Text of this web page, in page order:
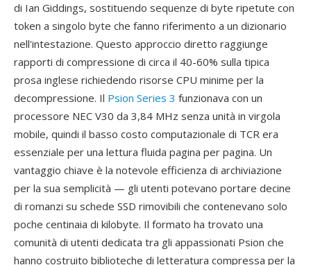
di Ian Giddings, sostituendo sequenze di byte ripetute con
token a singolo byte che fanno riferimento a un dizionario
nell'intestazione. Questo approccio diretto raggiunge
rapporti di compressione di circa il 40-60% sulla tipica
prosa inglese richiedendo risorse CPU minime per la
decompressione. Il Psion Series 3 funzionava con un
processore NEC V30 da 3,84 MHz senza unità in virgola
mobile, quindi il basso costo computazionale di TCR era
essenziale per una lettura fluida pagina per pagina. Un
vantaggio chiave è la notevole efficienza di archiviazione
per la sua semplicità — gli utenti potevano portare decine
di romanzi su schede SSD rimovibili che contenevano solo
poche centinaia di kilobyte. Il formato ha trovato una
comunità di utenti dedicata tra gli appassionati Psion che
hanno costruito biblioteche di letteratura compressa per la